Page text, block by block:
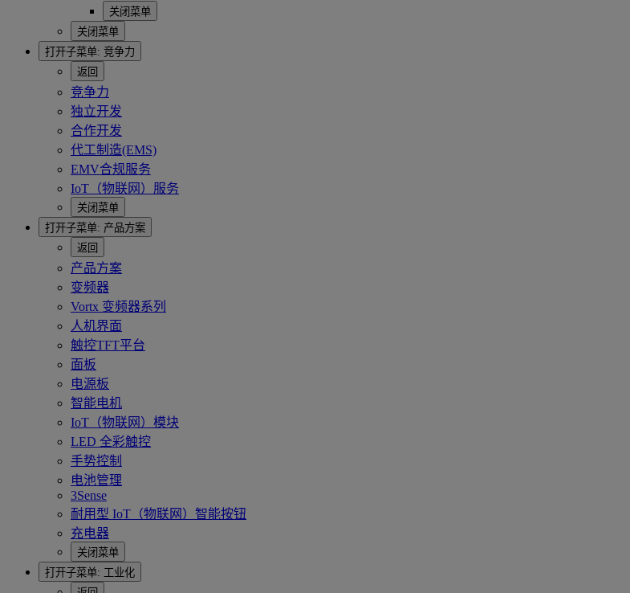
关闭菜单
关闭菜单
打开子菜单: 竞争力
返回
竞争力
独立开发
合作开发
代工制造(EMS)
EMV合规服务
IoT（物联网）服务
关闭菜单
打开子菜单: 产品方案
返回
产品方案
变频器
Vortx 变频器系列
人机界面
触控TFT平台
面板
电源板
智能电机
IoT（物联网）模块
LED 全彩触控
手势控制
电池管理
3Sense
耐用型 IoT（物联网）智能按钮
充电器
关闭菜单
打开子菜单: 工业化